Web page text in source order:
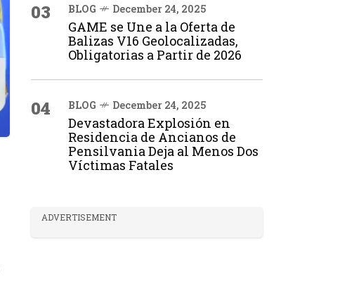
03 BLOG December 24, 2025
GAME se Une a la Oferta de
Balizas V16 Geolocalizadas,
Obligatorias a Partir de 2026
04 BLOG December 24, 2025
Devastadora Explosión en
Residencia de Ancianos de
Pensilvania Deja al Menos Dos
Víctimas Fatales
ADVERTISEMENT